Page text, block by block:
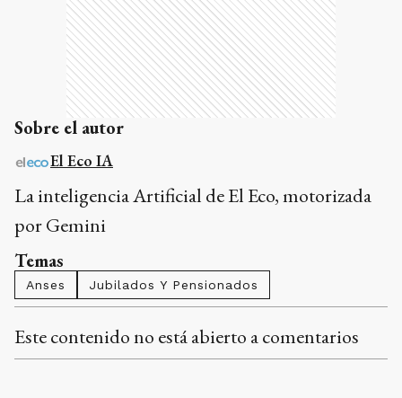
Sobre el autor
El Eco IA
La inteligencia Artificial de El Eco, motorizada
por Gemini
Temas
Anses Jubilados Y Pensionados
Este contenido no está abierto a comentarios